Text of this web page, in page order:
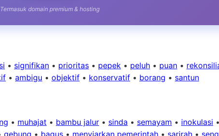
Termasuk domain premium & hosting
• signifikan • prioritas • pepek • peluh • puan •
• ambigu • objektif • konservatif • borang • santun
• muhajat • bambu jalur • sinda • semayam • inokulasi •
gebung • bagus • menyiarkan pemerintah • sarirah •